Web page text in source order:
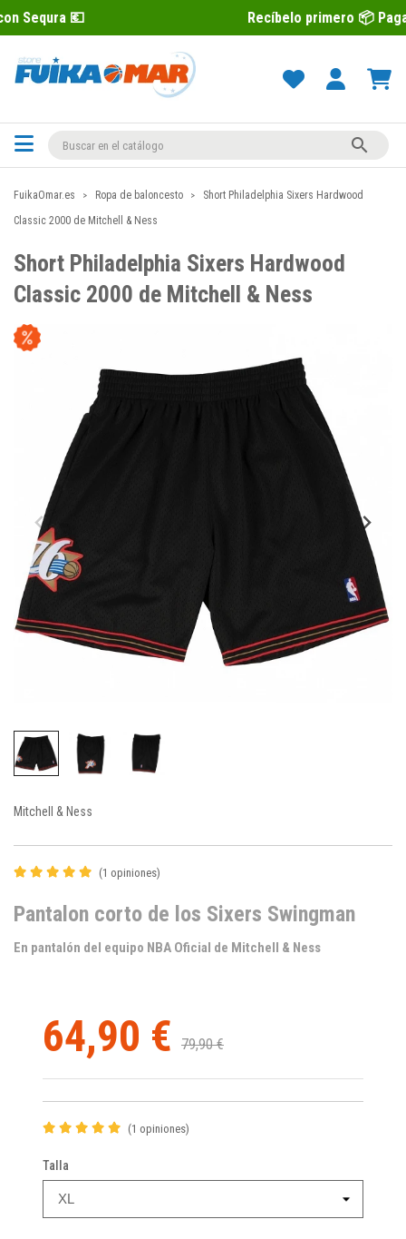
Recíbelo primero 📦 Paga después con

FuikaOmar.es Ropa de baloncesto
Short Philadelphia Sixers Hardwood
Classic 2000 de Mitchell & Ness
Short Philadelphia Sixers Hardwood
Classic 2000 de Mitchell & Ness
Mitchell & Ness
(1 opiniones)
Pantalon corto de los Sixers Swingman
En pantalón del equipo NBA Oficial de Mitchell & Ness
64,90 € 79,90 €
(1 opiniones)
Talla